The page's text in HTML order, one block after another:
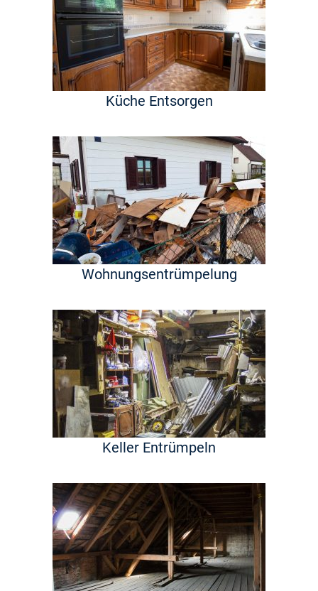
Küche Entsorgen
Wohnungsentrümpelung
Keller Entrümpeln